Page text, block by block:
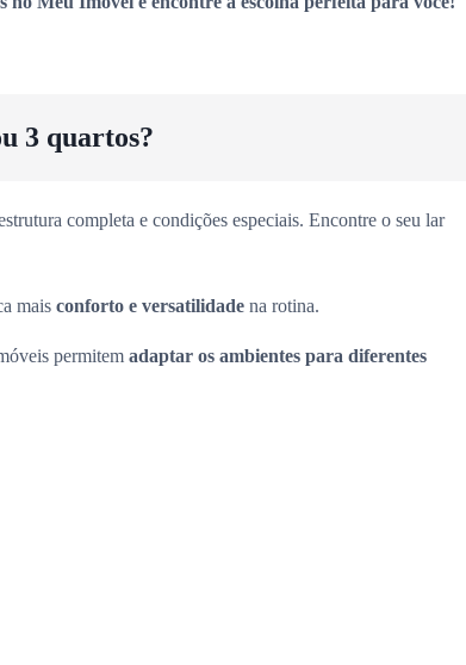
3 quartos?
completa e condições especiais. Encontre o seu lar
mais conforto e versatilidade na rotina.
permitem adaptar os ambientes para diferentes